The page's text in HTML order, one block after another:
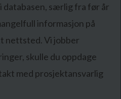
databasen, særlig fra før år
informasjon på
nettsted. Vi jobber
skulle du oppdage
med prosjektansvarlig